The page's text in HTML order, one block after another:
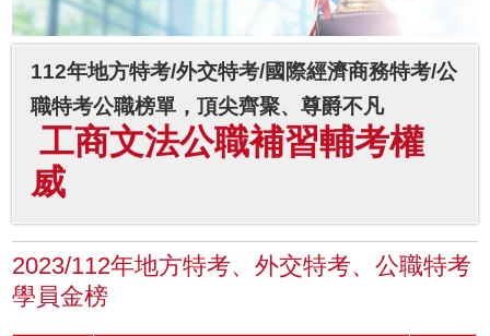
112年地方特考/外交特考/國際經濟商務特考/公
職特考公職榜單，頂尖齊聚、尊爵不凡
工商文法公職補習輔考權
威
2023/112年地方特考、外交特考、公職特考
學員金榜